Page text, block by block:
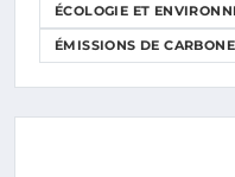
ÉCOLOGIE ET
ÉMISSIONS DE CARBONE